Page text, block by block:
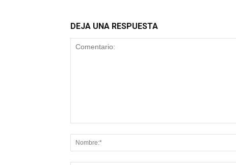
DEJA UNA RESPUESTA